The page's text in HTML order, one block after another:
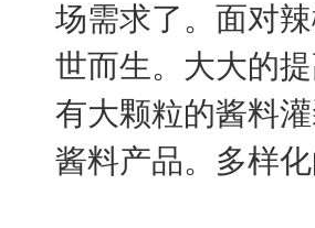
场需求了。面对
世而生。大大的
有大颗粒的酱料
酱料产品。多样